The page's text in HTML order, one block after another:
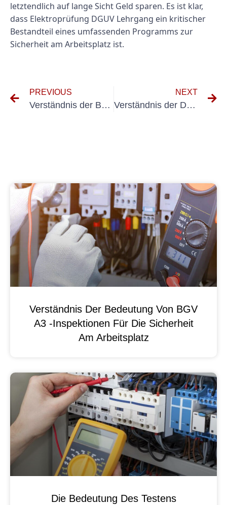
letztendlich auf lange Sicht Geld sparen. Es ist klar,
dass Elektroprüfung DGUV Lehrgang ein kritischer
Bestandteil eines umfassenden Programms zur
Sicherheit am Arbeitsplatz ist.
PREVIOUS
Verständnis der Bedeutung von Erst und Wiederholungsprüfung in elektrischen Systemen
NEXT
Verständnis der DGUV V3 -Vorschriften für medizinische Geräte
Verständnis Der Bedeutung Von BGV
A3 -Inspektionen Für Die Sicherheit
Am Arbeitsplatz
Die Bedeutung Des Testens